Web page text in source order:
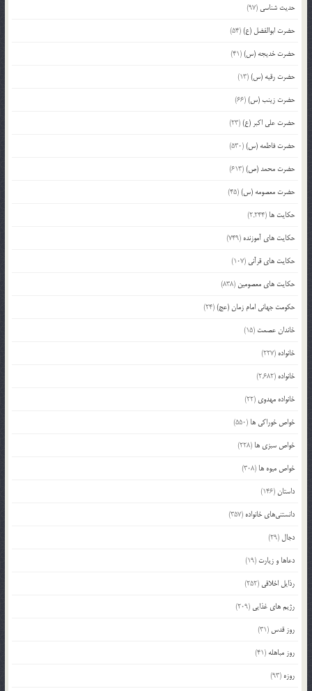
حدیث شناسی (97)
حضرت ابوالفضل (ع)(54)
حضرت خدیجه (س)(41)
حضرت رقیه (س)(13)
حضرت زینب (س)(66)
حضرت علی اکبر (ع)(23)
حضرت فاطمه (س)(530)
حضرت محمد (ص)(613)
حضرت معصومه (س)(45)
حکایت ها (2,244)
حکایت های آموزنده (749)
حکایت های قرآنی (107)
حکایت های معصومین (838)
حکومت جهانی امام زمان (عج)(24)
خاندان عصمت (15)
خانواده (227)
خانواده (2,682)
خانواده مهدوی (22)
خواص خوراکی ها (550)
خواص سبزی ها (228)
خواص میوه ها (308)
داستان(146)
دانستنی‌های خانواده (357)
دجال (29)
دعاها و زیارت (19)
رذایل اخلاقی (252)
رژیم های غذایی (209)
روز قدس (31)
روز مباهله (41)
روزه (93)